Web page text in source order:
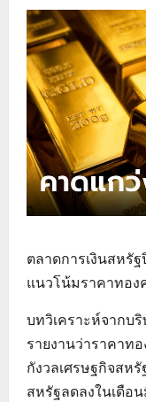
ตลาดการเงินสหรั
แนวโน้มราคาทอง
บทวิเคราะห์จากบริ
รายงานว่าราคาท
กังวลเศรษฐกิจสห
สหรัฐลดลงในเดือ